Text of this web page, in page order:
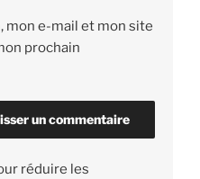
mon e-mail et mon site
prochain
réduire les